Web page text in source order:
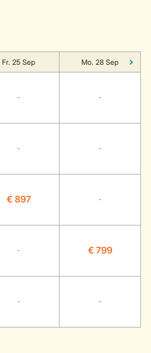
Fr. 25 Sep Mo. 28 Sep
- -
- -
€ 897 -
- € 799
- -